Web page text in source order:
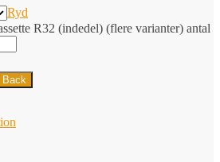
Ryd
R32 (indedel) (flere varianter) antal
Back